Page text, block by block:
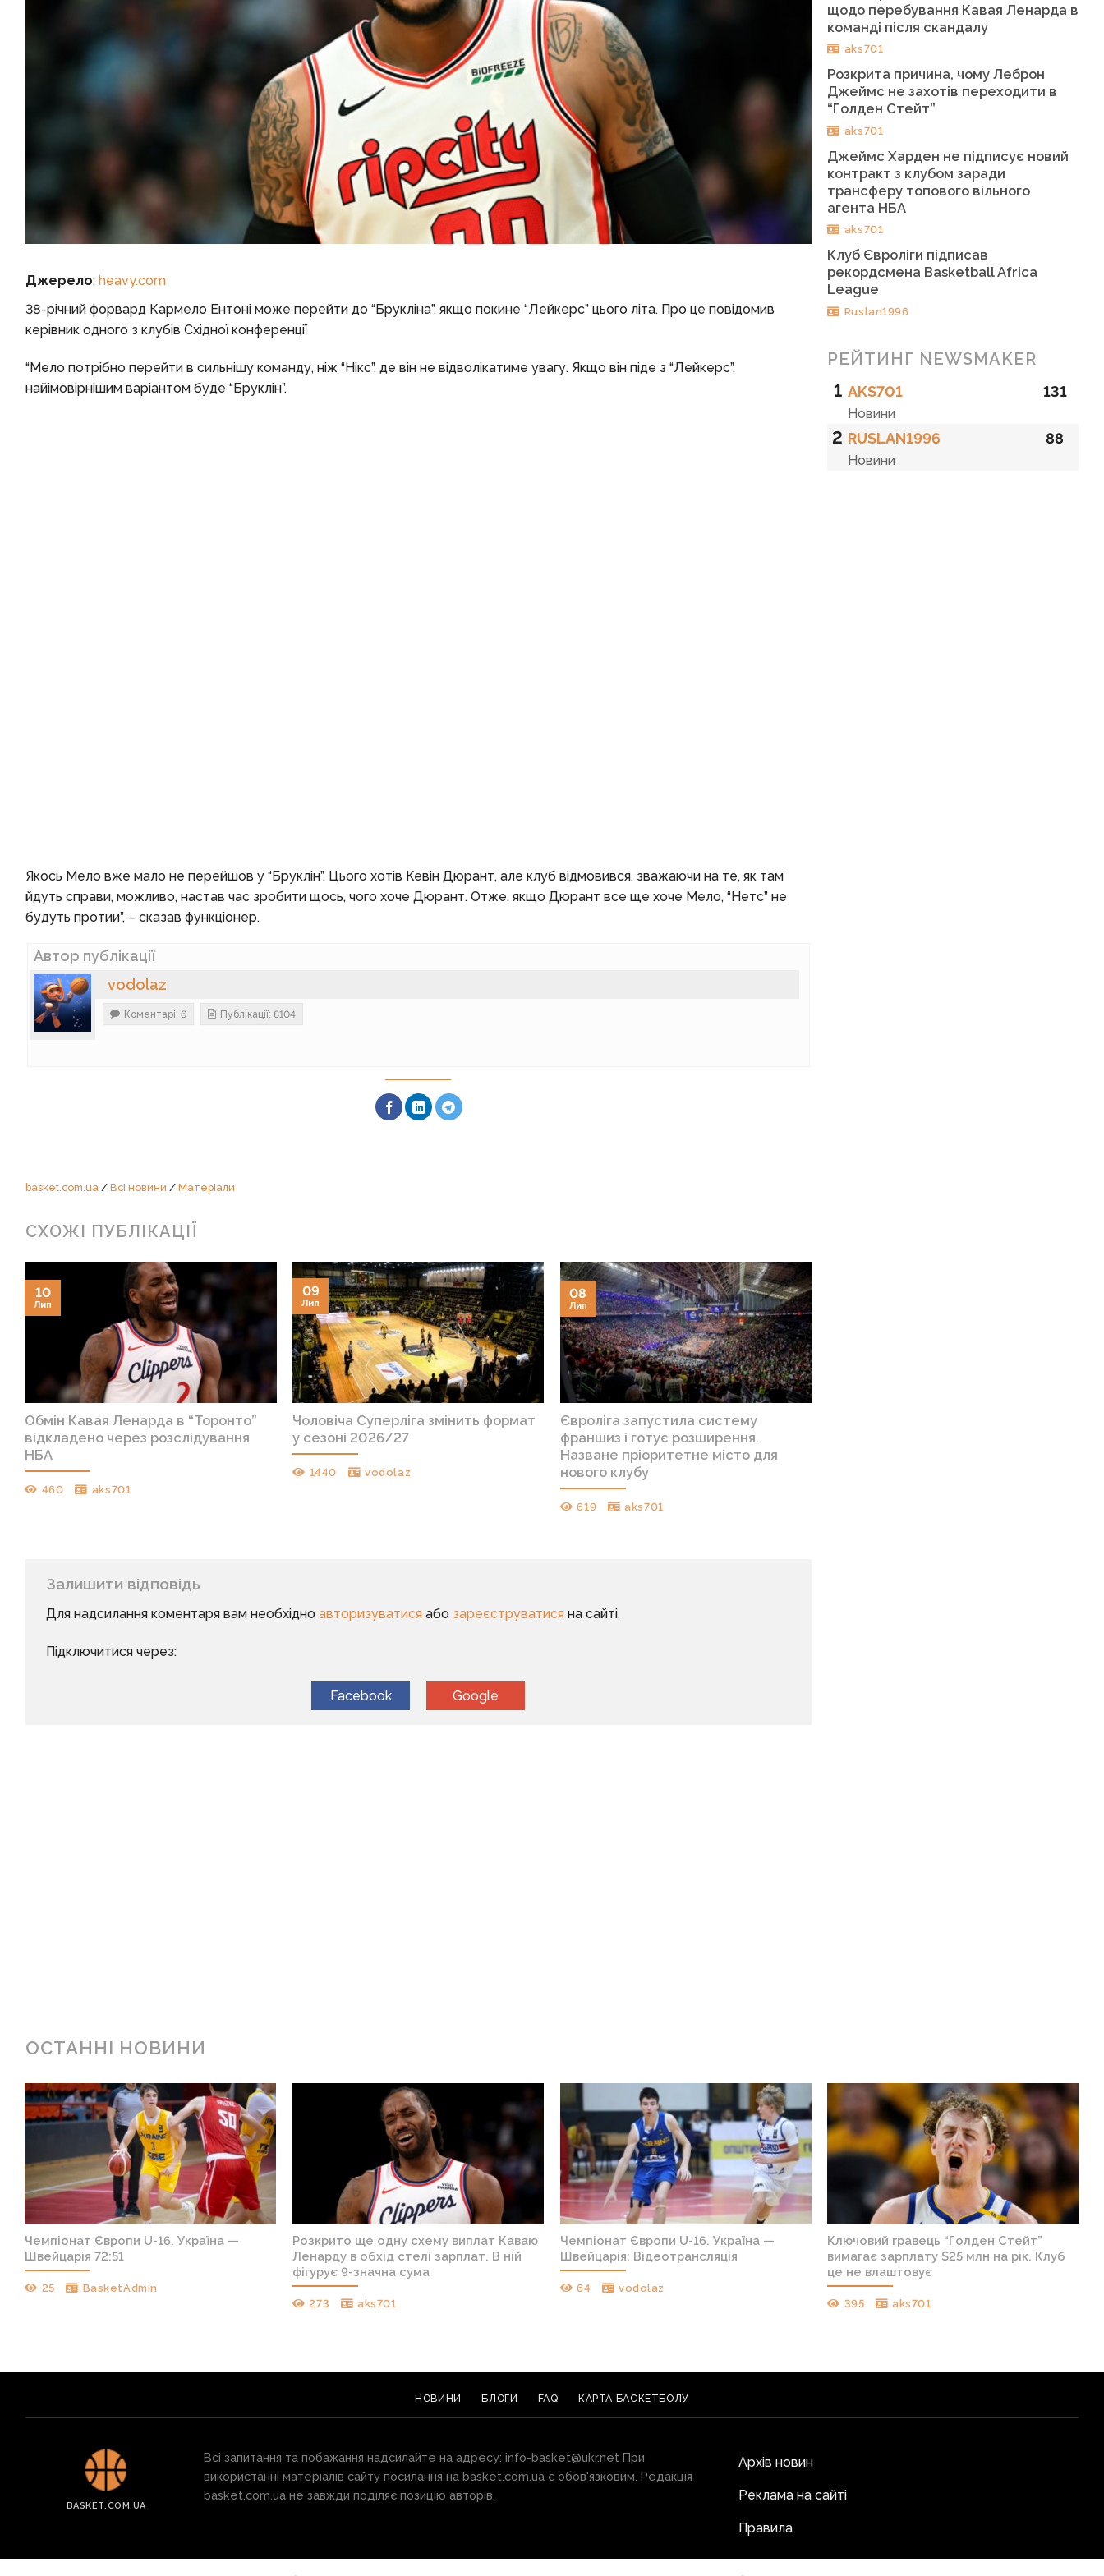
Джерело: heavy.com
38-річний форвард Кармело Ентоні може перейти до “Брукліна”, якщо покине “Лейкерс” цього літа. Про це повідомив
керівник одного з клубів Східної конференції
“Мело потрібно перейти в сильнішу команду, ніж “Нікс”, де він не відволікатиме увагу. Якщо він піде з “Лейкерс”,
найімовірнішим варіантом буде “Бруклін”.
Якось Мело вже мало не перейшов у “Бруклін”. Цього хотів Кевін Дюрант, але клуб відмовився. зважаючи на те, як там
йдуть справи, можливо, настав час зробити щось, чого хоче Дюрант. Отже, якщо Дюрант все ще хоче Мело, “Нетс” не
будуть протии”, – сказав функціонер.
Автор публікації
vodolaz
Коментарі: 6 Публікації: 8104
basket.com.ua / Всі новини / Матеріали
СХОЖІ ПУБЛІКАЦІЇ
Обмін Кавая Ленарда в “Торонто”
відкладено через розслідування
НБА
460 aks701
10
Лип
Чоловіча Суперліга змінить формат
у сезоні 2026/27
1440 vodolaz
09
Лип
Євроліга запустила систему
франшиз і готує розширення.
Назване пріоритетне місто для
нового клубу
619 aks701
08
Лип
Залишити відповідь
Для надсилання коментаря вам необхідно авторизуватисяабо зареєструватисяна сайті.
Підключитися через:
Facebook Google
щодо перебування Кавая Ленарда в
команді після скандалу
aks701
Розкрита причина, чому Леброн
Джеймс не захотів переходити в
“Голден Стейт”
aks701
Джеймс Харден не підписує новий
контракт з клубом заради
трансферу топового вільного
агента НБА
aks701
Клуб Євроліги підписав
рекордсмена Basketball Africa
League
Ruslan1996
РЕЙТИНГ NEWSMAKER
1 AKS701
Новини
131
2 RUSLAN1996
Новини
88
ОСТАННІ НОВИНИ
Чемпіонат Європи U-16. Україна —
Швейцарія 72:51
25 BasketAdmin
Розкрито ще одну схему виплат Каваю
Ленарду в обхід стелі зарплат. В ній
фігурує 9-значна сума
273 aks701
Чемпіонат Європи U-16. Україна —
Швейцарія: Відеотрансляція
64 vodolaz
Ключовий гравець “Голден Стейт”
вимагає зарплату $25 млн на рік. Клуб
це не влаштовує
395 aks701
НОВИНИ БЛОГИ FAQ КАРТА БАСКЕТБОЛУ
BASKET.COM.UA
Всі запитання та побажання надсилайте на адресу: info-basket@ukr.net При
використанні матеріалів сайту посилання на basket.com.ua є обов'язковим. Редакція
basket.com.ua не завжди поділяє позицію авторів.
Архів новин
Реклама на сайті
Правила